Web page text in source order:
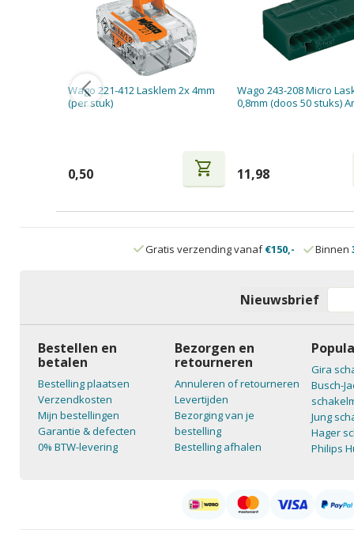
Wago 221-412 Lasklem 2x 4mm
(per stuk)
0,50 shopping_cart
Wago 243-208 Micro
0,8mm (doos 50 stuks)
11,98
Gratis verzending vanaf€150,- Binnen
Nieuwsbrief
Bestellen en
betalen
Bestelling plaatsen
Verzendkosten
Mijn bestellingen
Garantie & defecten
0% BTW-levering
Bezorgen en
retourneren
Annuleren of retourneren
Levertijden
Bezorging van je
bestelling
Bestelling afhalen
Gira
Busch-
Jung
Hager
Philips